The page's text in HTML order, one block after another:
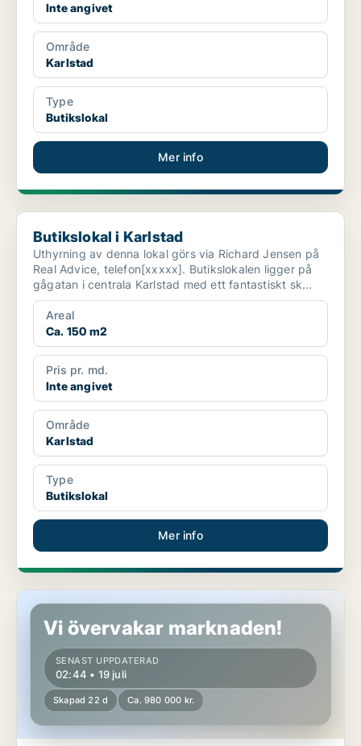
Inte angivet
Område
Karlstad
Type
Butikslokal
Mer info
Butikslokal i Karlstad
Butikslokal i Karlstad
Uthyrning av denna lokal görs via Richard Jensen på
Real Advice, telefon[xxxxx]. Butikslokalen ligger på
gågatan i centrala Karlstad med ett fantastiskt sk...
Areal
Ca. 150 m2
Pris pr. md.
Inte angivet
Område
Karlstad
Type
Butikslokal
Mer info
Butikslokal i Årjäng
Vi övervakar marknaden!
SENAST UPPDATERAD
02:44 • 19 juli
Skapad 22 d Ca. 980 000 kr.